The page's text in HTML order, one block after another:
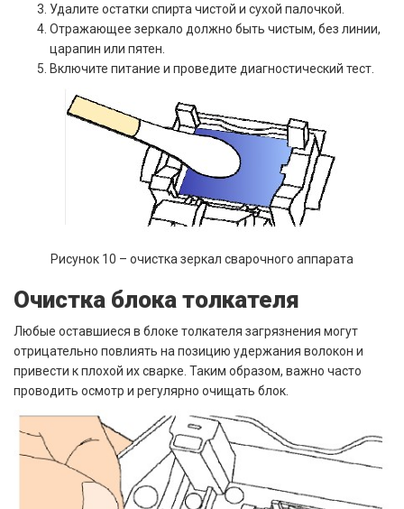
Удалите остатки спирта чистой и сухой палочкой.
Отражающее зеркало должно быть чистым, без линии,
царапин или пятен.
Включите питание и проведите диагностический тест.
Рисунок 10 – очистка зеркал сварочного аппарата
Очистка блока толкателя
Любые оставшиеся в блоке толкателя загрязнения могут
отрицательно повлиять на позицию удержания волокон и
привести к плохой их сварке. Таким образом, важно часто
проводить осмотр и регулярно очищать блок.